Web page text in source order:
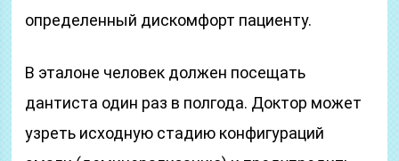
определенный дискомфорт пациенту.
В эталоне человек должен посещать
дантиста один раз в полгода. Доктор может
узреть исходную стадию конфигураций